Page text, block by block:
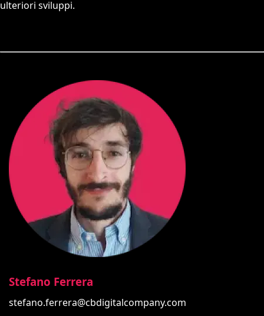
ulteriori sviluppi.
Stefano Ferrera
stefano.ferrera@cbdigitalcompany.com